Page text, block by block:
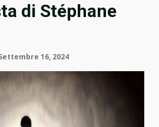
di Stéphane
16, 2024